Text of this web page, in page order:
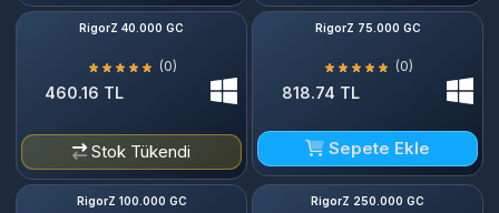
RigorZ 40.000 GC
(0)
460.16 TL
Stok Tükendi
RigorZ 75.000 GC
(0)
818.74 TL
Sepete Ekle
RigorZ 100.000 GC RigorZ 250.000 GC